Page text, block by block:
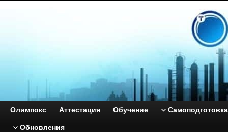
Олимпокс Аттестация Обучение Самоподготовка
Обновления